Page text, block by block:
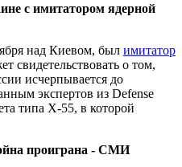
с имитатором ядерной
над Киевом, был имитатор
свидетельствовать о том,
исчерпывается до
экспертов из Defense
типа Х-55, в которой
проиграна - СМИ